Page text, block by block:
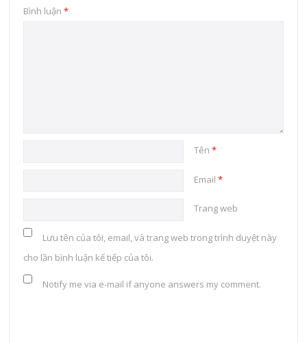
Bình luận*
Tên*
Email*
Trang web
Lưu tên của tôi, email, và trang web trong trình duyệt này
cho lần bình luận kế tiếp của tôi.
Notify me via e-mail if anyone answers my comment.